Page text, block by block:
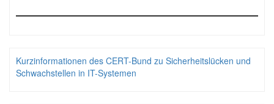
Kurzinformationen des CERT-Bund zu Sicherheitslücken und
Schwachstellen in IT-Systemen